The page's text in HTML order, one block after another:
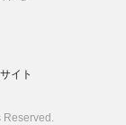
イト